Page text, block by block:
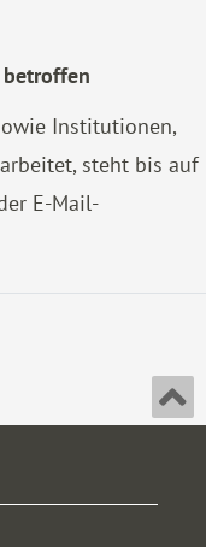
Institutionen,
steht bis auf
E-Mail-